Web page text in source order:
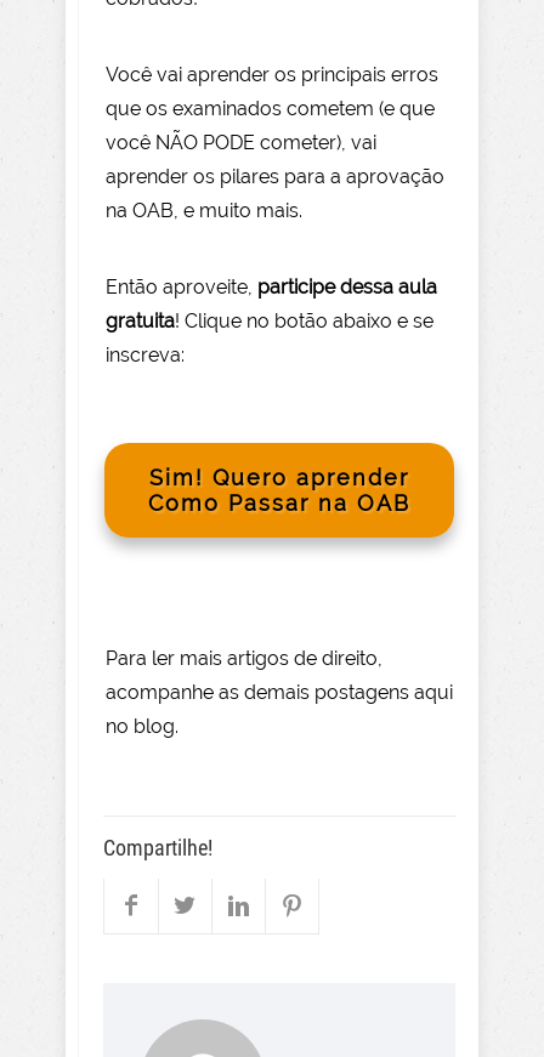
Você vai aprender os principais erros
que os examinados cometem (e que
você NÃO PODE cometer), vai
aprender os pilares para a aprovação
na OAB, e muito mais.
Então aproveite, participe dessa aula
gratuita! Clique no botão abaixo e se
inscreva:
Sim! Quero aprender
Como Passar na OAB
Para ler mais artigos de direito,
acompanhe as demais postagens aqui
no blog.
Compartilhe!